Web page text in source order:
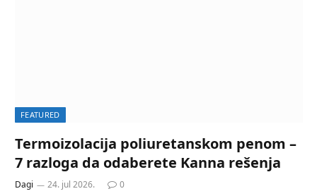
FEATURED
Termoizolacija poliuretanskom penom –
7 razloga da odaberete Kanna rešenja
Dagi 24. jul 2026. 0